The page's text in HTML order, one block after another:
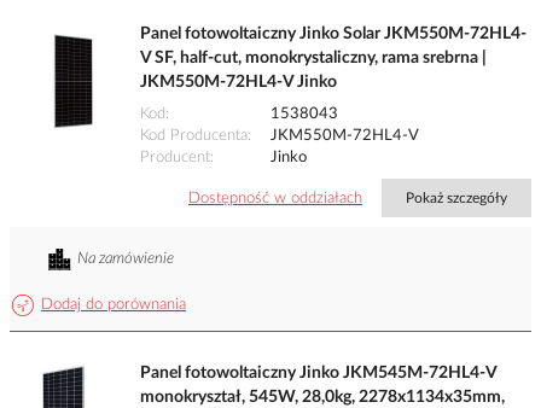
Panel fotowoltaiczny Jinko Solar JKM550M-72HL4-
V SF, half-cut, monokrystaliczny, rama srebrna |
JKM550M-72HL4-V Jinko
Kod
1538043
Kod Producenta
JKM550M-72HL4-V
Producent
Jinko
Dostępność w oddziałach Pokaż szczegóły
Dodaj do porównania
Na zamówienie
Panel fotowoltaiczny Jinko JKM545M-72HL4-V
monokryształ, 545W, 28,0kg, 2278x1134x35mm,